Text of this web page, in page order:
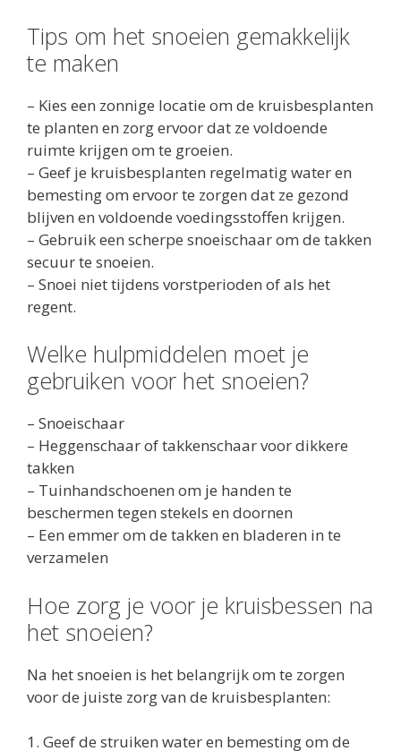
Tips om het snoeien gemakkelijk
te maken
– Kies een zonnige locatie om de kruisbesplanten
te planten en zorg ervoor dat ze voldoende
ruimte krijgen om te groeien.
– Geef je kruisbesplanten regelmatig water en
bemesting om ervoor te zorgen dat ze gezond
blijven en voldoende voedingsstoffen krijgen.
– Gebruik een scherpe snoeischaar om de takken
secuur te snoeien.
– Snoei niet tijdens vorstperioden of als het
regent.
Welke hulpmiddelen moet je
gebruiken voor het snoeien?
– Snoeischaar
– Heggenschaar of takkenschaar voor dikkere
takken
– Tuinhandschoenen om je handen te
beschermen tegen stekels en doornen
– Een emmer om de takken en bladeren in te
verzamelen
Hoe zorg je voor je kruisbessen na
het snoeien?
Na het snoeien is het belangrijk om te zorgen
voor de juiste zorg van de kruisbesplanten:
1. Geef de struiken water en bemesting om de